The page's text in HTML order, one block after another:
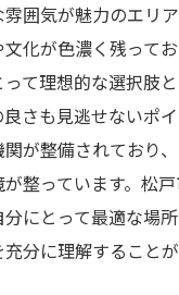
囲気が魅力のエリ
化が色濃く残って
て理想的な選択肢と
さも見逃せないポ
が整備されており
整っています。松
にとって最適な場
分に理解することが